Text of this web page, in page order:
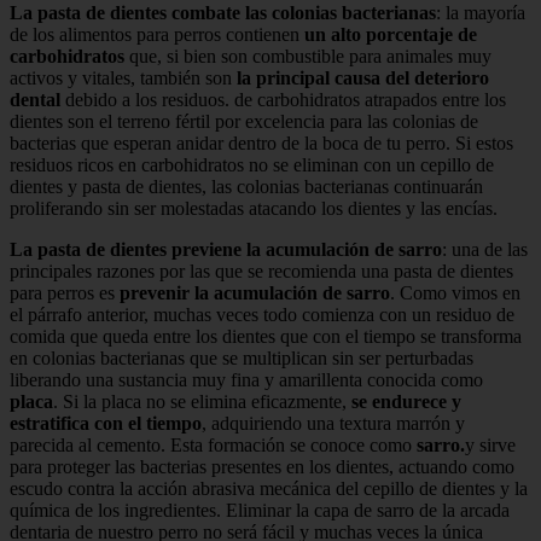
La pasta de dientes combate las colonias bacterianas: la mayoría
de los alimentos para perros contienen un alto porcentaje de
carbohidratos que, si bien son combustible para animales muy
activos y vitales, también son la principal causa del deterioro
dental debido a los residuos. de carbohidratos atrapados entre los
dientes son el terreno fértil por excelencia para las colonias de
bacterias que esperan anidar dentro de la boca de tu perro. Si estos
residuos ricos en carbohidratos no se eliminan con un cepillo de
dientes y pasta de dientes, las colonias bacterianas continuarán
proliferando sin ser molestadas atacando los dientes y las encías.
La pasta de dientes previene la acumulación de sarro: una de las
principales razones por las que se recomienda una pasta de dientes
para perros es prevenir la acumulación de sarro. Como vimos en
el párrafo anterior, muchas veces todo comienza con un residuo de
comida que queda entre los dientes que con el tiempo se transforma
en colonias bacterianas que se multiplican sin ser perturbadas
liberando una sustancia muy fina y amarillenta conocida como
placa. Si la placa no se elimina eficazmente, se endurece y
estratifica con el tiempo, adquiriendo una textura marrón y
parecida al cemento. Esta formación se conoce como sarro.y sirve
para proteger las bacterias presentes en los dientes, actuando como
escudo contra la acción abrasiva mecánica del cepillo de dientes y la
química de los ingredientes. Eliminar la capa de sarro de la arcada
dentaria de nuestro perro no será fácil y muchas veces la única